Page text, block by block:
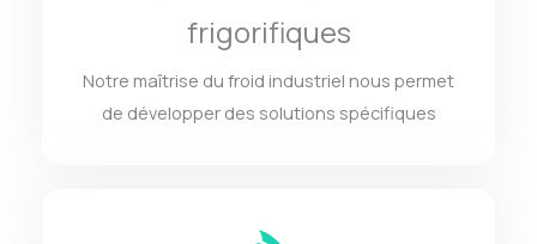
frigorifiques
Notre maîtrise du froid industriel nous permet
de développer des solutions spécifiques